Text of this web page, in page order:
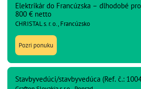
Elektrikár do Francúzska – dlhodobé
800 € netto
CHRISTAL s. r. o., Francúzsko
Pozri ponuku
Stavbyvedúci/stavbyvedúca (Ref. č.: